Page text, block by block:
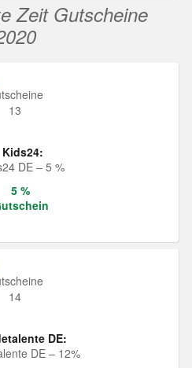
Zeit Gutscheine
Kids24:
DE – 5 %
5 %
DE:
DE – 12%